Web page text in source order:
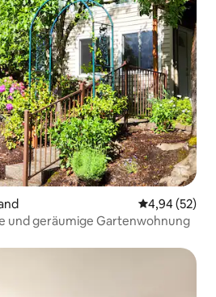
4,94 (52)
und geräumige Gartenwohnung